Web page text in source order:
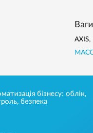
бізнесу: облік,
безпека